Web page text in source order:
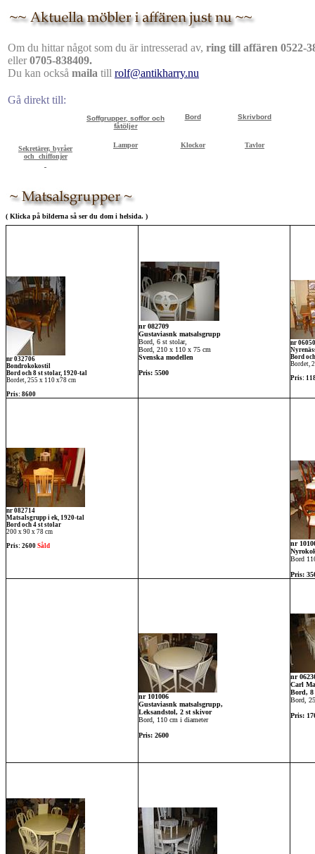
Om du hittar något som du är intresserad av, ring till affären 0522-
eller 0705-838409.
Du kan också maila till rolf@antikharry.nu
Gå direkt till:
Soffgrupper, soffor och
fåtöljer
Bord Skrivbord
Sekretärer, byråer
och chiffonjer
Lampor Klockor Tavlor
( Klicka på bilderna så ser du dom i helsida. )
nr 032706
Bondrokokostil
Bord och 8 st stolar, 1920-tal
Bordet, 255 x 110 x78 cm
Pris: 8600
nr 082709
Gustaviasnk matsalsgrupp
Bord, 6 st stolar,
Bord, 210 x 110 x 75 cm
Svenska modellen
Pris: 5500
nr
Bord
Bordet,
Pris:
nr 082714
Matsalsgrupp i ek, 1920-tal
Bord och 4 st stolar
200 x 90 x 78 cm
Pris: 2600 Såld
nr
Bord
Pris:
nr 101006
Gustaviasnk matsalsgrupp,
Leksandstol, 2 st skivor
Bord, 110 cm i diameter
Pris: 2600
nr
Carl
Bord, 8
Bord,
Pris: